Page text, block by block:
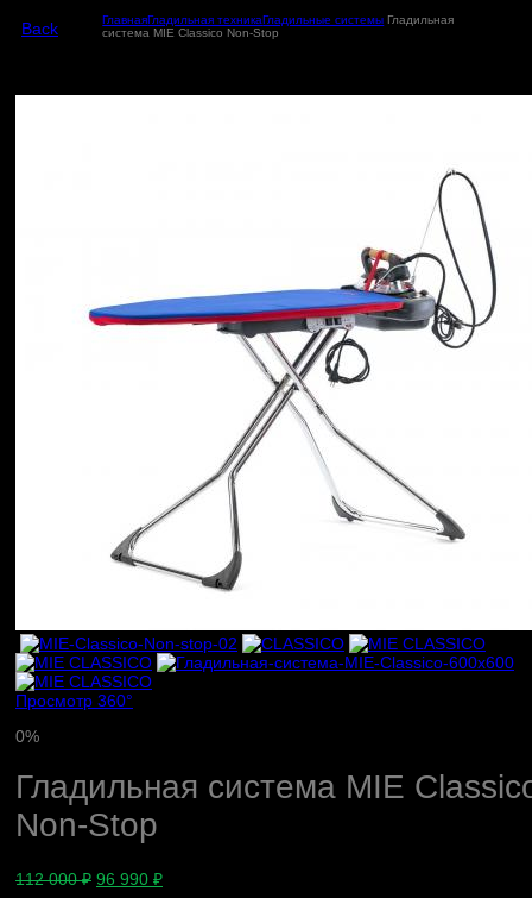
Back ГлавнаяГладильная техникаГладильные системы Гладильная
система MIE Classico Non-Stop
Просмотр 360°
0%
Гладильная система MIE
Non-Stop
112 000₽ 96 990 ₽